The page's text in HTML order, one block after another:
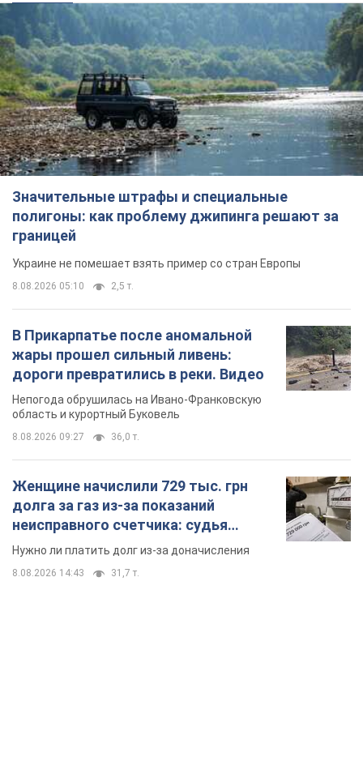
Значительные штрафы и специальные
полигоны: как проблему джипинга решают за
границей
Украине не помешает взять пример со стран Европы
8.08.2026 05:10 2,5 т.
В Прикарпатье после аномальной
жары прошел сильный ливень:
дороги превратились в реки. Видео
Непогода обрушилась на Ивано-Франковскую
область и курортный Буковель
8.08.2026 09:27 36,0 т.
Женщине начислили 729 тыс. грн
долга за газ из-за показаний
неисправного счетчика: судья
вынес неожиданное решение
Нужно ли платить долг из-за доначисления
8.08.2026 14:43 31,7 т.